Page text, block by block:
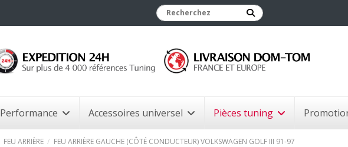
Performance Accessoires universel Pièces tuning
FEU ARRIÈRE FEU ARRIÈRE GAUCHE (CÔTÉ CONDUCTEUR) VOLKSWAGEN GOLF III 91-97